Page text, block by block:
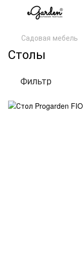
Садовая мебель
Столы
Фильтр